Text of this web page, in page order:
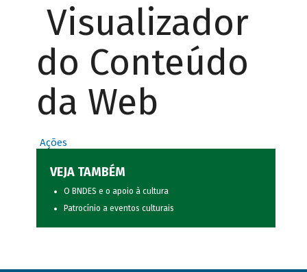
Visualizador
do Conteúdo
da Web
Ações
VEJA TAMBÉM
O BNDES e o apoio à cultura
Patrocínio a eventos culturais